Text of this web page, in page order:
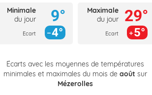
Minimale
du jour
Ecart
9°
4°
Maximale
du jour
Ecart
29°
5°
Écarts avec les moyennes de températures
minimales et maximales du mois de août sur
Mézerolles